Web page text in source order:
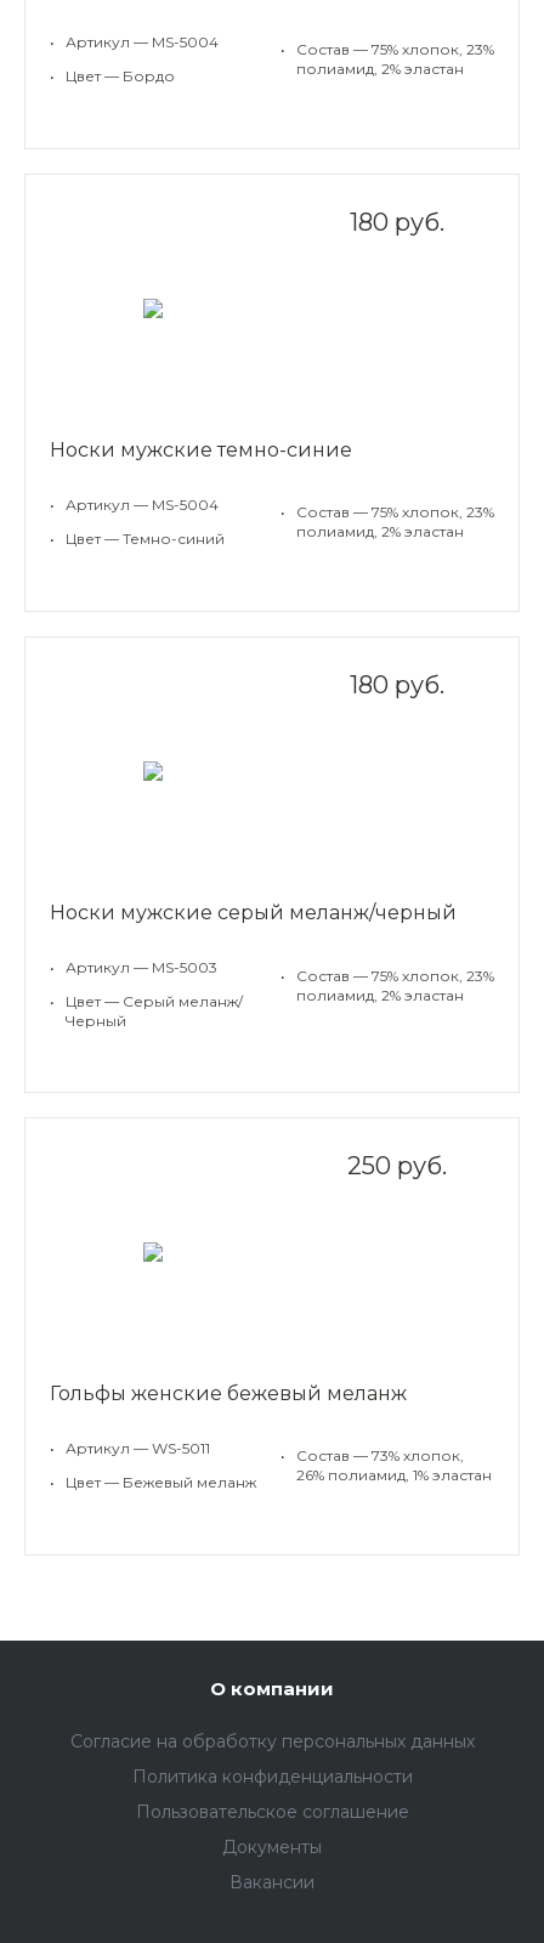
•
Артикул — MS-5004
•
Цвет — Бордо
•
Состав — 75% хлопок, 23%
полиамид, 2% эластан
180 руб.
Носки мужские темно-синие
•
Артикул — MS-5004
•
Цвет — Темно-синий
•
Состав — 75% хлопок, 23%
полиамид, 2% эластан
180 руб.
Носки мужские серый меланж/черный
•
Артикул — MS-5003
•
Цвет — Серый меланж/
Черный
•
Состав — 75% хлопок, 23%
полиамид, 2% эластан
250 руб.
Гольфы женские бежевый меланж
•
Артикул — WS-5011
•
Цвет — Бежевый меланж
•
Состав — 73% хлопок,
26% полиамид, 1% эластан
О компании
Согласие на обработку персональных данных
Политика конфиденциальности
Пользовательское соглашение
Документы
Вакансии